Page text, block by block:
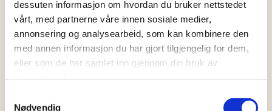
dessuten informasjon om hvordan du bruker nettstedet
vårt, med partnerne våre innen sosiale medier,
annonsering og analysearbeid, som kan kombinere den
med annen informasjon du har gjort tilgjengelig for dem,
eller som de har samlet inn gjennom din bruk av
Nødvendig
Gjøre det lettere for deg å navigere på
nettstedet.
Gjøre det mulig for systemet å kjenne igjen faste
brukere for å kunne tilpasse tjenestene.
Iblant anvender vi tredjepartsinformasjonskapsler